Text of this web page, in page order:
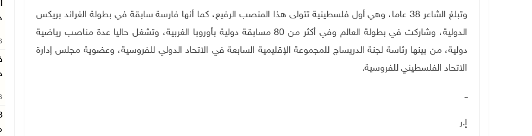
وتبلغ الشاعر 38 عاما، وهي أول فلسطينية تتولى هذا المنصب الرفيع، كما أنها فارسة سابقة في بطولة الغراند بريكس
الدولية، وشاركت في بطولة العالم وفي أكثر من 80 مسابقة دولية بأوروبا الغربية، وتشغل حاليا عدة مناصب رياضية
دولية، من بينها رئاسة لجنة الدريساج للمجموعة الإقليمية السابعة في الاتحاد الدولي للفروسية، وعضوية مجلس إدارة
الاتحاد الفلسطيني للفروسية.
ــ
إ.ر